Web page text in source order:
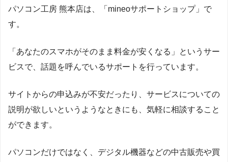
パソコン工房 熊本店は、「mineoサポートショップ」で
す。
「あなたのスマホがそのまま料金が安くなる」というサー
ビスで、話題を呼んでいるサポートを行っています。
サイトからの申込みが不安だったり、サービスについての
説明が欲しいというようなときにも、気軽に相談すること
ができます。
パソコンだけではなく、デジタル機器などの中古販売や買